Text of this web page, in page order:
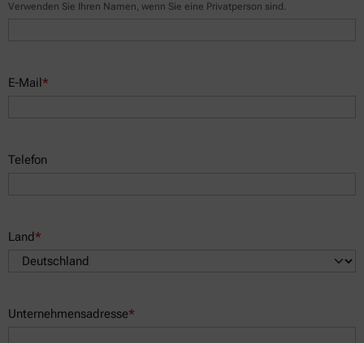
Verwenden Sie Ihren Namen, wenn Sie eine Privatperson sind.
E-Mail*
Telefon
Land*
Unternehmensadresse*